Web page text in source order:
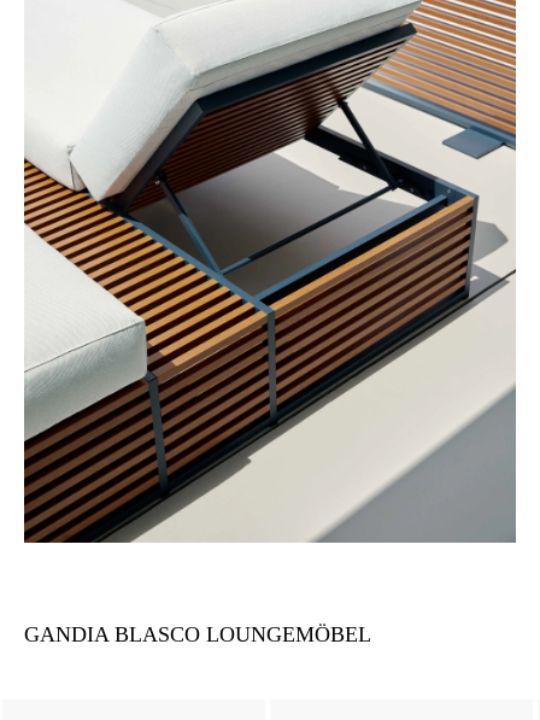
GANDIA BLASCO LOUNGEMÖBEL